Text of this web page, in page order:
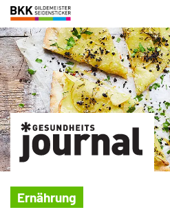
BKK
Gildemeister
Seidensticker
Ernährung